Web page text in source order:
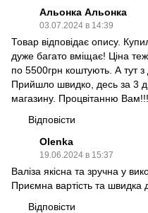
Альонка Альонка
03.07.2024 в 14:39
Товар відповідає опису.
дуже багато вміщає! Ціна
по 5500грн коштують. А тут
Прийшло швидко, десь за 3
магазину. Процвітанню
Відповісти
Olenka
19.06.2024 в 15:37
Валіза якісна та зручна у
Приємна вартість та швидка
Відповісти